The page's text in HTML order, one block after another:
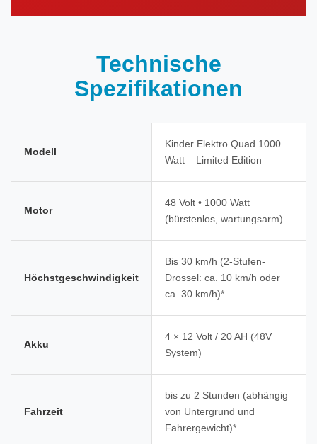
Technische
Spezifikationen
Modell
Kinder Elektro Quad 1000
Watt – Limited Edition
Motor
48 Volt • 1000 Watt
(bürstenlos, wartungsarm)
Höchstgeschwindigkeit
Bis 30 km/h (2-Stufen-
Drossel: ca. 10 km/h oder
ca. 30 km/h)*
Akku
4 × 12 Volt / 20 AH (48V
System)
Fahrzeit
bis zu 2 Stunden (abhängig
von Untergrund und
Fahrergewicht)*